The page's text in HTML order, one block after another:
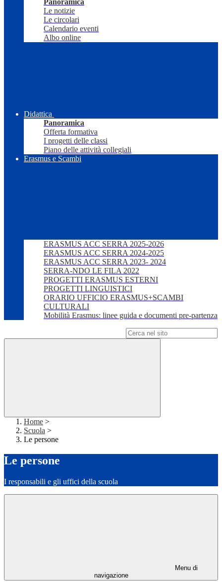
Panoramica
Le notizie
Le circolari
Calendario eventi
Albo online
Didattica
Panoramica
Offerta formativa
I progetti delle classi
Piano delle attività collegiali
Erasmus e Scambi
ERASMUS ACC SERRA 2025-2026
ERASMUS ACC SERRA 2024-2025
ERASMUS ACC SERRA 2023- 2024
SERRA-NDO LE FILA 2022
PROGETTI ERASMUS ESTERNI
PROGETTI LINGUISTICI
ORARIO UFFICIO ERASMUS+SCAMBI
CULTURALI
Mobilità Erasmus: linee guida e documenti pre-partenza
Home >
Scuola >
Le persone
Le persone
I responsabili e gli uffici della scuola
Menu di
navigazione